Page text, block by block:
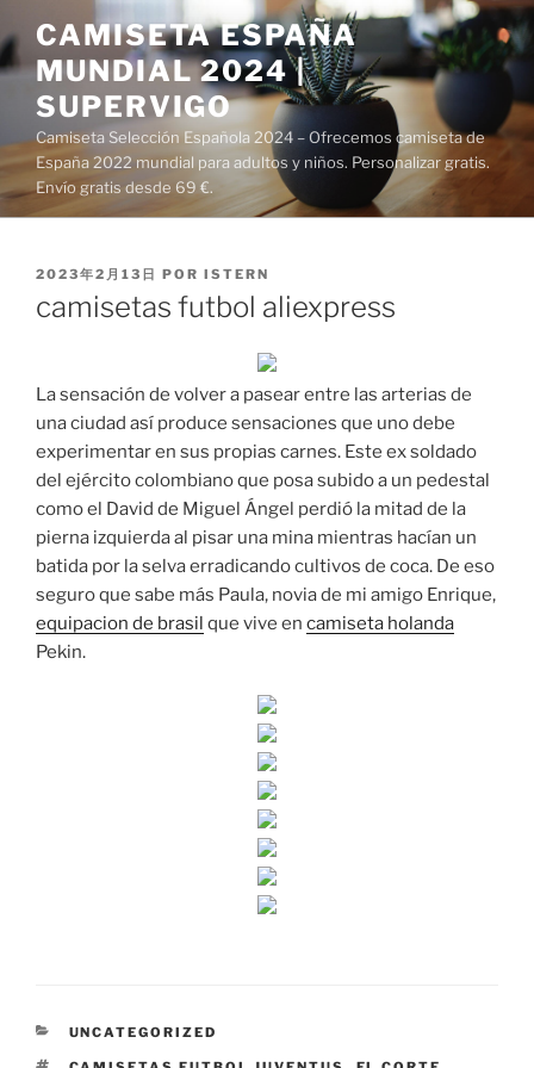
al
contenido
CAMISETA ESPAÑA
MUNDIAL 2024 |
SUPERVIGO
Camiseta Selección Española 2024 – Ofrecemos camiseta de
España 2022 mundial para adultos y niños. Personalizar gratis.
Envío gratis desde 69 €.
PUBLICADO
2023年2月13日 POR ISTERN
camisetas futbol aliexpress
La sensación de volver a pasear entre las arterias de
una ciudad así produce sensaciones que uno debe
experimentar en sus propias carnes. Este ex soldado
del ejército colombiano que posa subido a un pedestal
como el David de Miguel Ángel perdió la mitad de la
pierna izquierda al pisar una mina mientras hacían un
batida por la selva erradicando cultivos de coca. De eso
seguro que sabe más Paula, novia de mi amigo Enrique,
equipacion de brasil que vive en camiseta holanda
Pekin.
CATEGORÍAS
UNCATEGORIZED